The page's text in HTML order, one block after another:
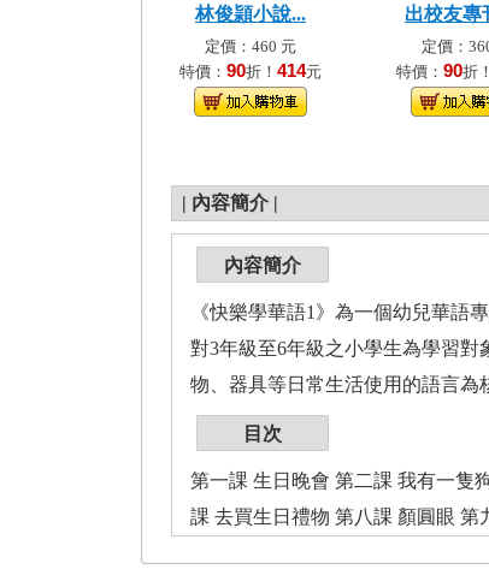
林俊頴小說...
定價：460 元
特價： 90折！ 414元
出校友專
定價：
特價： 90折！
| 內容簡介 |
內容簡介
《快樂學華語1》為一個幼兒華語
對3年級至6年級之小學生為學習
物、器具等日常生活使用的語言為
目次
第一課 生日晚會 第二課 我有一隻
課 去買生日禮物 第八課 顏圓眼